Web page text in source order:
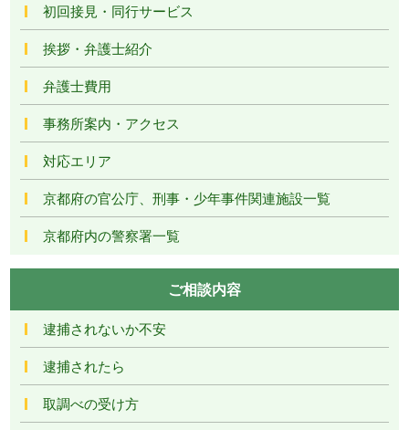
初回接見・同行サービス
挨拶・弁護士紹介
弁護士費用
事務所案内・アクセス
対応エリア
京都府の官公庁、刑事・少年事件関連施設一覧
京都府内の警察署一覧
ご相談内容
逮捕されないか不安
逮捕されたら
取調べの受け方